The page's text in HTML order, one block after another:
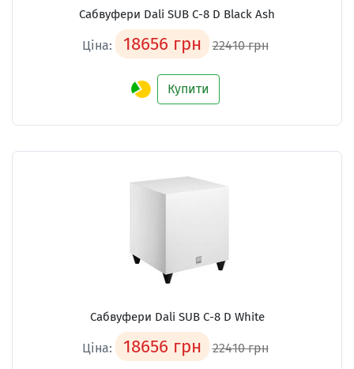
Сабвуфери Dali SUB C-8 D Black Ash
Ціна: 18656 грн 22410 грн
Купити
Сабвуфери Dali SUB C-8 D White
Ціна: 18656 грн 22410 грн